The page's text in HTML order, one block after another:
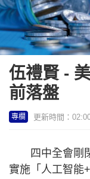
伍禮賢 -
前落盤
專欄 更新時間：
四中全會剛閉
實施「人工智能